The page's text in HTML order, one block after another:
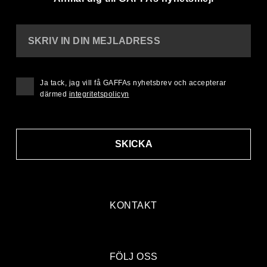
KONTAKT
SKRIV IN DIN MEJLADRESS
SKICKA
Ja tack, jag vill få GAFFAs nyhetsbrev och accepterar
därmed integritetspolicyn
FÖLJ OSS